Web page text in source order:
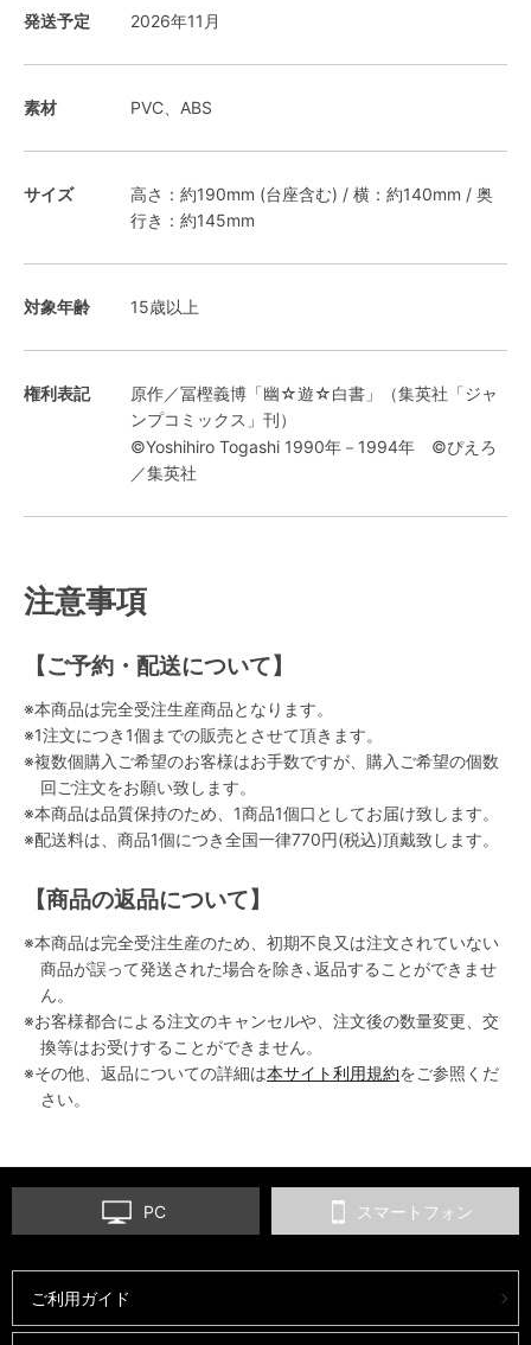
発送予定 2026年11月
素材 PVC、ABS
サイズ
高さ：約190mm (台座含む) / 横：約140mm / 奥
行き：約145mm
対象年齢 15歳以上
権利表記
原作／冨樫義博「幽☆遊☆白書」（集英社「ジャ
ンプコミックス」刊）
©Yoshihiro Togashi 1990年－1994年 ©ぴえろ
／集英社
注意事項
【ご予約・配送について】
※本商品は完全受注生産商品となります。
※1注文につき1個までの販売とさせて頂きます。
※複数個購入ご希望のお客様はお手数ですが、購入ご希望の個数
回ご注文をお願い致します。
※本商品は品質保持のため、1商品1個口としてお届け致します。
※配送料は、商品1個につき全国一律770円(税込)頂戴致します。
【商品の返品について】
※本商品は完全受注生産のため、初期不良又は注文されていない
商品が誤って発送された場合を除き､返品することができませ
ん。
※お客様都合による注文のキャンセルや、注文後の数量変更、交
換等はお受けすることができません。
※その他、返品についての詳細は本サイト利用規約をご参照くだ
さい。
PC スマートフォン
ご利用ガイド